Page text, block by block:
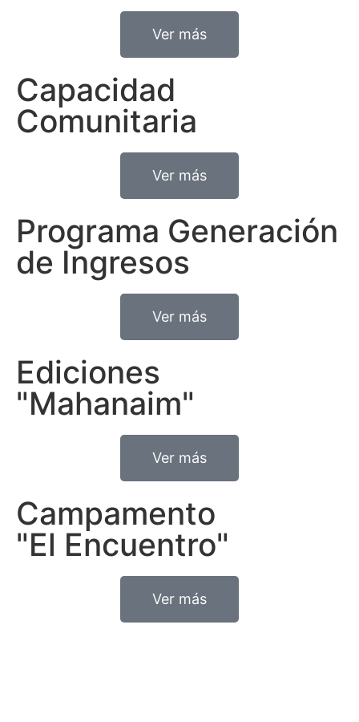
Ver más
Capacidad
Comunitaria
Ver más
Programa Generación
de Ingresos
Ver más
Ediciones
"Mahanaim"
Ver más
Campamento
"El Encuentro"
Ver más